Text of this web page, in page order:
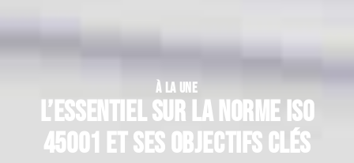
À LA UNE
L’essentiel sur la norme ISO
45001 et ses objectifs clés